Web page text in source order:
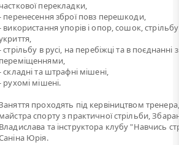
часткової перекладки,
перенесення зброї повз перешкоди,
використання упорів і опор, сошок,
стрільбу в русі, на перебіжці та в поєднанні з
переміщеннями,
складні та штрафні мішені,
рухомі мішені.
проходять під кервіництвом
майстра спорту з практичної стрільби,
Владислава та інструктора клубу "Навчись
Юрія.